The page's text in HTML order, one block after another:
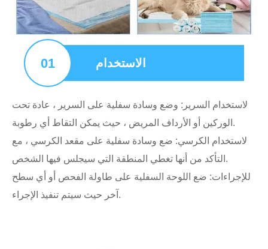
01 الاستخدام
لاستخدام السرير: وضع وسادة سفلية على السرير ، عادة تحت
الوركين أو الأرداف المريض ، حيث يمكن التقاط أي رطوبة.
لاستخدام الكرسي: ضع وسادة سفلية على مقعد الكرسي ، مع
التأكد من أنها تغطي المنطقة التي سيجلس فيها الشخص.
للإجراءات: ضع اللوحة السفلية على طاولة الفحص أو أي سطح
آخر حيث سيتم تنفيذ الإجراء.